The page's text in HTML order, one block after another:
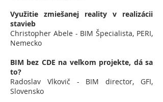
Využitie zmiešanej reality v realizácii
stavieb
Christopher Abele - BIM Špecialista, PERI,
Nemecko
BIM bez CDE na veľkom projekte, dá sa
to?
Radoslav Vlkovič - BIM director, GFI,
Slovensko